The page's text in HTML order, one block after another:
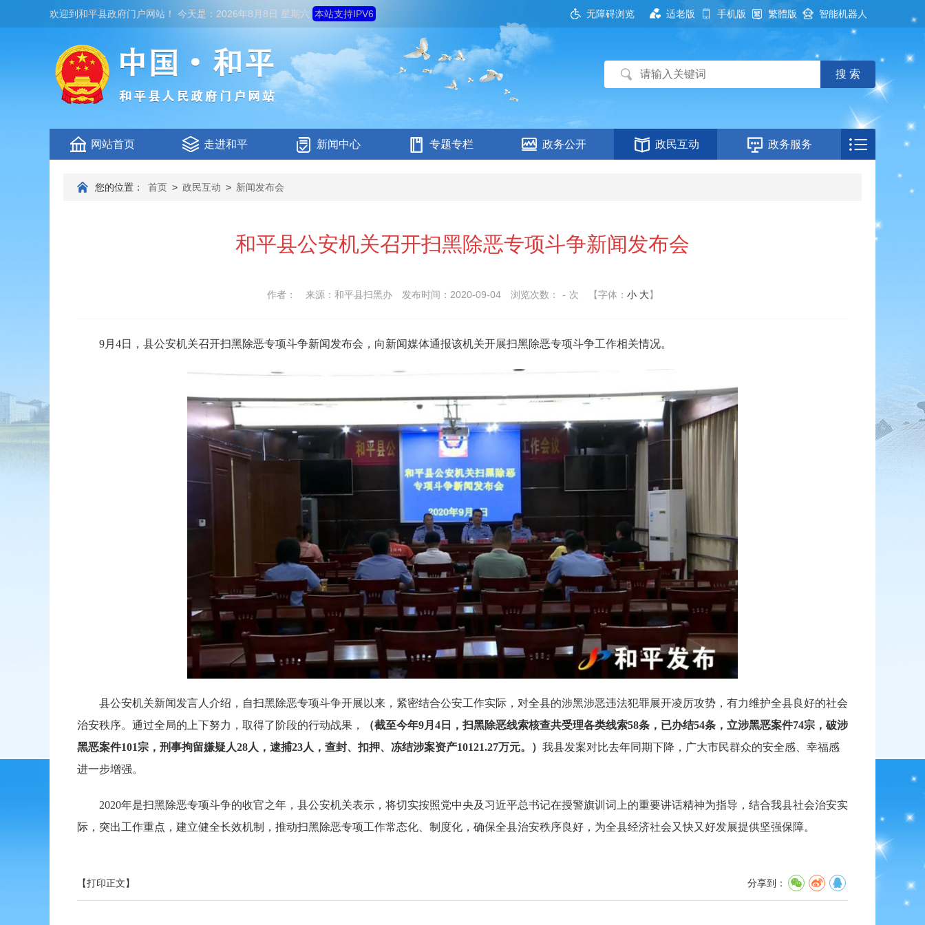
欢迎到和平县政府门户网站 ！ 今天是： 2026年8月8日 星期六 本站支持IPV6 无障碍浏览 适老版 手机版 繁體版 智能机器人
网站首页 走进和平 新闻中心 专题专栏 政务公开 政民互动 政务服务
您的位置： 首页 > 政民互动 > 新闻发布会
和平县公安机关召开扫黑除恶专项斗争新闻发布会
作者： 来源：和平县扫黑办 发布时间：2020-09-04 浏览次数： - 次 【字体： 小 大】
9月4日，县公安机关召开扫黑除恶专项斗争新闻发布会，向新闻媒体通报该机关开展扫黑除恶专项斗争工作相关情况。
县公安机关新闻发言人介绍，自扫黑除恶专项斗争开展以来，紧密结合公安工作实际，对全县的涉黑涉恶违法犯罪展开凌厉攻势，有力维护全县良好的社会
治安秩序。通过全局的上下努力，取得了阶段的行动战果，
（截至今年9月4日 ，扫黑除恶线索核查共受理各类线索58条，已办结54条， 立涉黑恶案件74宗，破涉
黑恶案件101宗，刑事拘留嫌疑人28人，逮捕23人，查封、扣押、冻结涉案资产10121.27万元。） 我县发案对比去年同期下降，广大市民群众的安全感、幸福感
进一步增强。
2020年是扫黑除恶专项斗争的收官之年，县公安机关表示，将切实按照党中央及习近平总书记在授警旗训词上的重要讲话精神为指导，结合我县社会治安实
际，突出工作重点，建立健全长效机制，推动扫黑除恶专项工作常态化、制度化，确保全县治安秩序良好，为全县经济社会又快又好发展提供坚强保障。
分享到：
【打印正文】